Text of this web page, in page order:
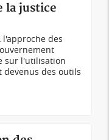
la justice
l'approche des
sur l'utilisation
devenus des outils